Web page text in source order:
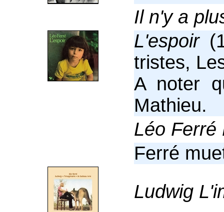
Il n'y a
L'espoir
tristes,
A noter
Mathieu.
Léo Ferré
Ferré
Ludwig